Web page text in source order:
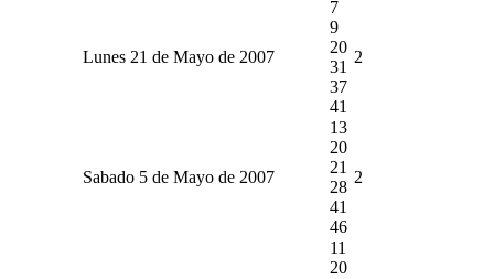
Lunes 21 de Mayo de 2007
7
9
20
31
37
41
2
Sabado 5 de Mayo de 2007
13
20
21
28
41
46
2
11
20